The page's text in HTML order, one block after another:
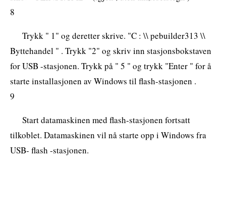
8
Trykk " 1" og deretter skrive. "C : \\ pebuilder313 \\
Byttehandel " . Trykk "2" og skriv inn stasjonsbokstaven
for USB -stasjonen. Trykk på " 5 " og trykk "Enter " for å
starte installasjonen av Windows til flash-stasjonen .
9
Start datamaskinen med flash-stasjonen fortsatt
tilkoblet. Datamaskinen vil nå starte opp i Windows fra
USB- flash -stasjonen.